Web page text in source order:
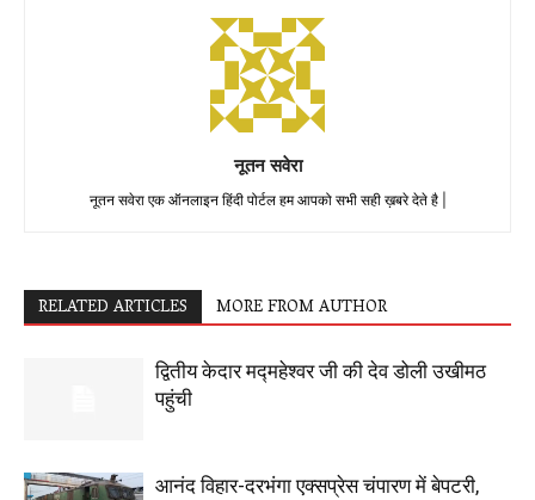
नूतन सवेरा
नूतन सवेरा एक ऑनलाइन हिंदी पोर्टल हम आपको सभी सही ख़बरे देते है |
RELATED ARTICLES MORE FROM AUTHOR
द्वितीय केदार मद्महेश्वर जी की देव डोली उखीमठ
पहुंची
आनंद विहार-दरभंगा एक्सप्रेस चंपारण में बेपटरी,